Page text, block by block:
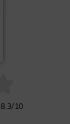
8.3/10